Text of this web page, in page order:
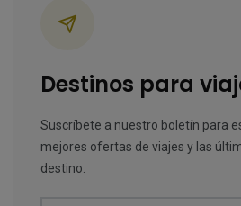
Destinos para
Suscríbete a nuestro boletín para
mejores ofertas de viajes y las
destino.